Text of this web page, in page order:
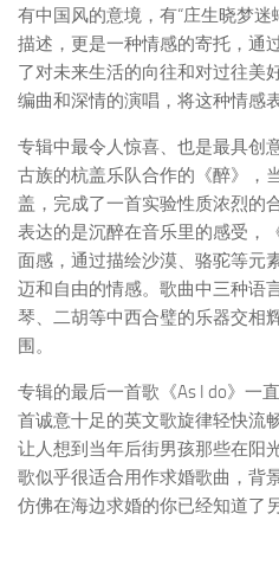
有中国风的意境，有“庄生晓梦迷
描述，更是一种情感的寄托，通
了对未来生活的向往和对过往美
编曲和深情的演唱，将这种情感
专辑中最令人惊喜、也是最具创
古族的杭盖乐队合作的《醉》，
盖，完成了一首实验性质浓烈的
表达的是沉醉在音乐里的感受，
面感，通过描绘沙漠、骆驼等元
迈和自由的情感。歌曲中三种语
琴、二胡等中西合璧的乐器交相
围。
专辑的最后一首歌《As I do》一
首诚意十足的英文歌旋律轻快流
让人想到当年后街男孩那些在阳
歌似乎很适合用作求婚歌曲，背
仿佛在海边求婚的你已经知道了